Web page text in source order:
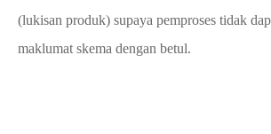
(lukisan produk) supaya pemproses tidak
maklumat skema dengan betul.